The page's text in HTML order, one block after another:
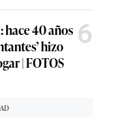
hace 40 años
hizo
| FOTOS
6